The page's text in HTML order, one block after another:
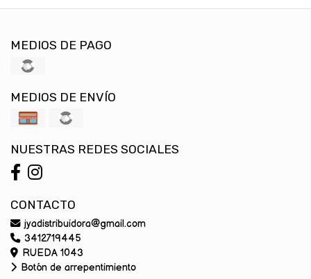
MEDIOS DE PAGO
MEDIOS DE ENVÍO
NUESTRAS REDES SOCIALES
CONTACTO
jyadistribuidora@gmail.com
3412719445
RUEDA 1043
Botón de arrepentimiento